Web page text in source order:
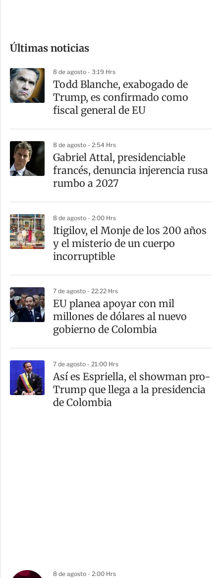
m
a
r
t
Últimas noticias
8 de agosto - 3:19 Hrs
Todd Blanche, exabogado de
Trump, es confirmado como
fiscal general de EU
8 de agosto - 2:54 Hrs
Gabriel Attal, presidenciable
francés, denuncia injerencia rusa
rumbo a 2027
8 de agosto - 2:00 Hrs
Itigilov, el Monje de los 200 años
y el misterio de un cuerpo
incorruptible
7 de agosto - 22:22 Hrs
EU planea apoyar con mil
millones de dólares al nuevo
gobierno de Colombia
7 de agosto - 21:00 Hrs
Así es Espriella, el showman pro-
Trump que llega a la presidencia
de Colombia
8 de agosto - 2:00 Hrs